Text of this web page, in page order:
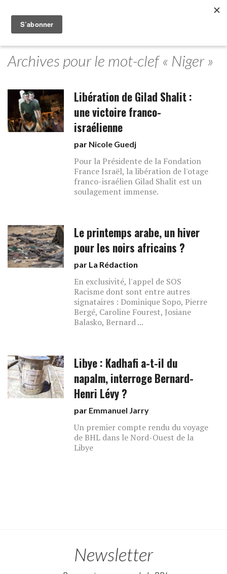
Archives pour le mot-clef « Niger »
Libération de Gilad Shalit :
une victoire franco-
israélienne
par Nicole Guedj
Pour la Présidente de la Fondation
France Israël, la libération de l'otage
franco-israélien Gilad Shalit est un
soulagement immense.
Le printemps arabe, un hiver
pour les noirs africains ?
par La Rédaction
En exclusivité, l'appel de SOS
Racisme dont sont entre autres
signataires : Dominique Sopo, Pierre
Bergé, Caroline Fourest, Josiane
Balasko, Bernard ...
Libye : Kadhafi a-t-il du
napalm, interroge Bernard-
Henri Lévy ?
par Emmanuel Jarry
Un premier compte rendu du voyage
de BHL dans le Nord-Ouest de la
Libye
Newsletter